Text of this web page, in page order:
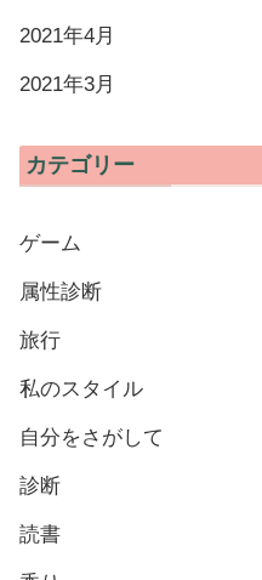
2021年4月
2021年3月
カテゴリー
ゲーム
属性診断
旅行
私のスタイル
自分をさがして
診断
読書